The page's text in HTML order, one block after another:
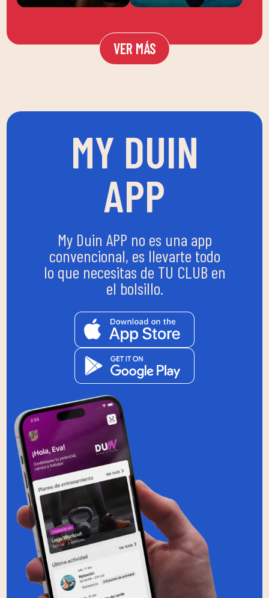
VER MÁS
MY DUIN
APP
My Duin APP no es una app
convencional, es llevarte todo
lo que necesitas de TU CLUB en
el bolsillo.